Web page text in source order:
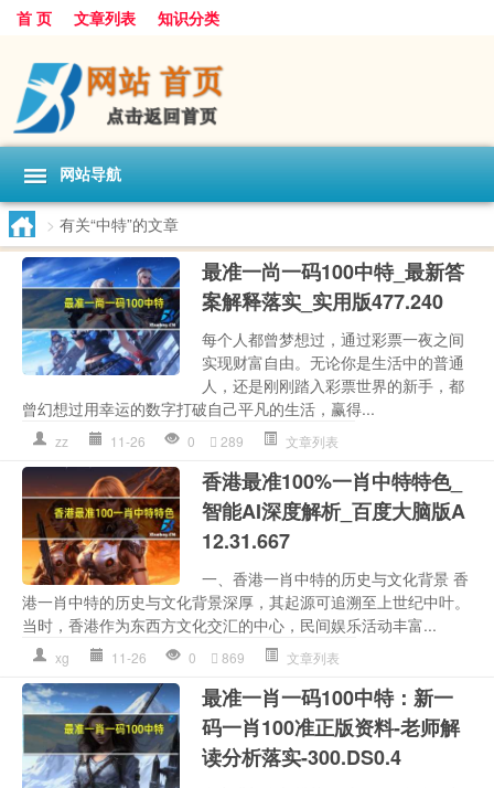
首 页 文章列表 知识分类
网站导航
> 有关“中特”的文章
最准一尚一码100中特_最新答
案解释落实_实用版477.240
每个人都曾梦想过，通过彩票一夜之间
实现财富自由。无论你是生活中的普通
人，还是刚刚踏入彩票世界的新手，都
曾幻想过用幸运的数字打破自己平凡的生活，赢得...
zz 11-26 0 289 文章列表
香港最准100%一肖中特特色_
智能AI深度解析_百度大脑版A
12.31.667
一、香港一肖中特的历史与文化背景 香
港一肖中特的历史与文化背景深厚，其起源可追溯至上世纪中叶。
当时，香港作为东西方文化交汇的中心，民间娱乐活动丰富...
xg 11-26 0 869 文章列表
最准一肖一码100中特：新一
码一肖100准正版资料-老师解
读分析落实-300.DS0.4